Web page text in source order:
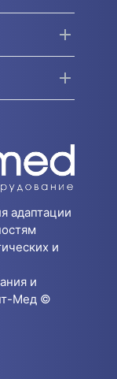
адаптации
и
и
Мед ©